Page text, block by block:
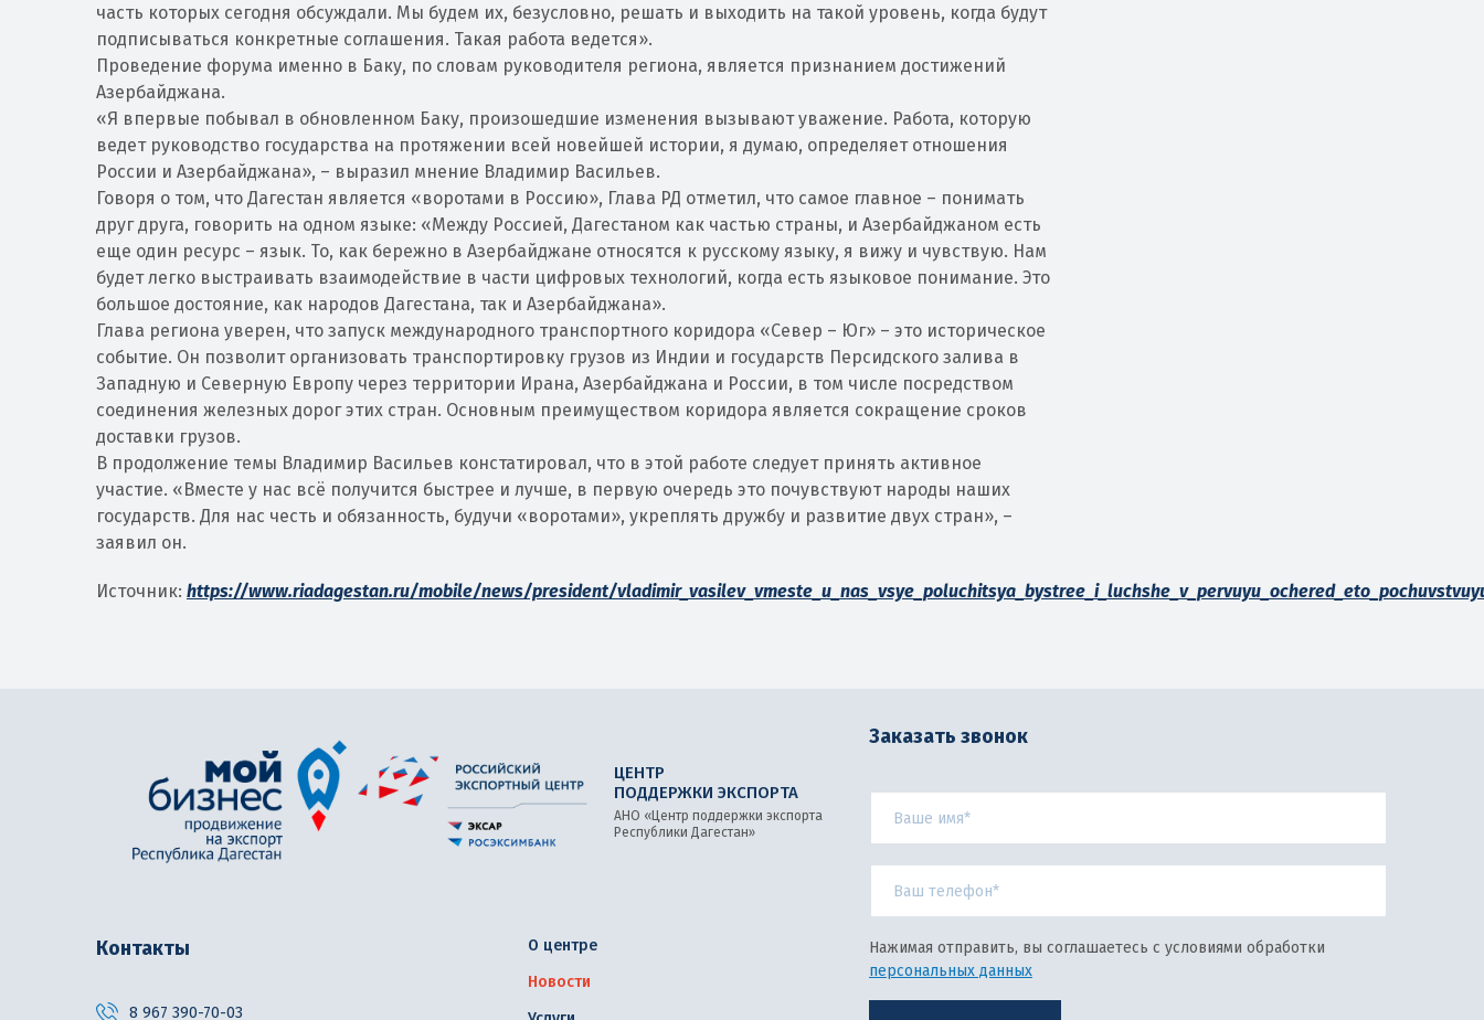
часть которых сегодня обсуждали. Мы будем их, безусловно, решать и выходить на такой уровень, когда будут
подписываться конкретные соглашения. Такая работа ведется».
Проведение форума именно в Баку, по словам руководителя региона, является признанием достижений
Азербайджана.
«Я впервые побывал в обновленном Баку, произошедшие изменения вызывают уважение. Работа, которую
ведет руководство государства на протяжении всей новейшей истории, я думаю, определяет отношения
России и Азербайджана», – выразил мнение Владимир Васильев.
Говоря о том, что Дагестан является «воротами в Россию», Глава РД отметил, что самое главное – понимать
друг друга, говорить на одном языке: «Между Россией, Дагестаном как частью страны, и Азербайджаном есть
еще один ресурс – язык. То, как бережно в Азербайджане относятся к русскому языку, я вижу и чувствую. Нам
будет легко выстраивать взаимодействие в части цифровых технологий, когда есть языковое понимание. Это
большое достояние, как народов Дагестана, так и Азербайджана».
Глава региона уверен, что запуск международного транспортного коридора «Север – Юг» – это историческое
событие. Он позволит организовать транспортировку грузов из Индии и государств Персидского залива в
Западную и Северную Европу через территории Ирана, Азербайджана и России, в том числе посредством
соединения железных дорог этих стран. Основным преимуществом коридора является сокращение сроков
доставки грузов.
В продолжение темы Владимир Васильев констатировал, что в этой работе следует принять активное
участие. «Вместе у нас всё получится быстрее и лучше, в первую очередь это почувствуют народы наших
государств. Для нас честь и обязанность, будучи «воротами», укреплять дружбу и развитие двух стран», –
заявил он.
Источник: https://www.riadagestan.ru/mobile/news/president/
ЦЕНТР
ПОДДЕРЖКИ ЭКСПОРТА
АНО «Центр поддержки экспорта
Республики Дагестан»
Контакты
8 967 390-70-03
О центре
Новости
Заказать звонок
Нажимая отправить, вы соглашаетесь с условиями обработки
персональных данных